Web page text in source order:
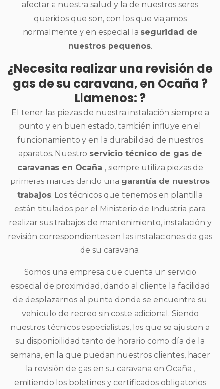
afectar a nuestra salud y la de nuestros seres
queridos que son, con los que viajamos
normalmente y en especial la seguridad de
nuestros pequeños.
¿Necesita realizar una revisión de
gas de su caravana, en Ocaña ?
Llamenos: ?
El tener las piezas de nuestra instalación siempre a
punto y en buen estado, también influye en el
funcionamiento y en la durabilidad de nuestros
aparatos. Nuestro servicio técnico de gas de
caravanas en Ocaña , siempre utiliza piezas de
primeras marcas dando una garantía de nuestros
trabajos. Los técnicos que tenemos en plantilla
están titulados por el Ministerio de Industria para
realizar sus trabajos de mantenimiento, instalación y
revisión correspondientes en las instalaciones de gas
de su caravana.
Somos una empresa que cuenta un servicio
especial de proximidad, dando al cliente la facilidad
de desplazarnos al punto donde se encuentre su
vehículo de recreo sin coste adicional. Siendo
nuestros técnicos especialistas, los que se ajusten a
su disponibilidad tanto de horario como día de la
semana, en la que puedan nuestros clientes, hacer
la revisión de gas en su caravana en Ocaña ,
emitiendo los boletines y certificados obligatorios